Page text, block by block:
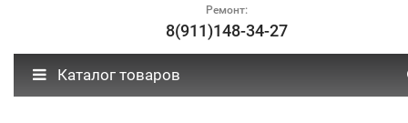
Ремонт:
8(911)148-34-27
Каталог товаров